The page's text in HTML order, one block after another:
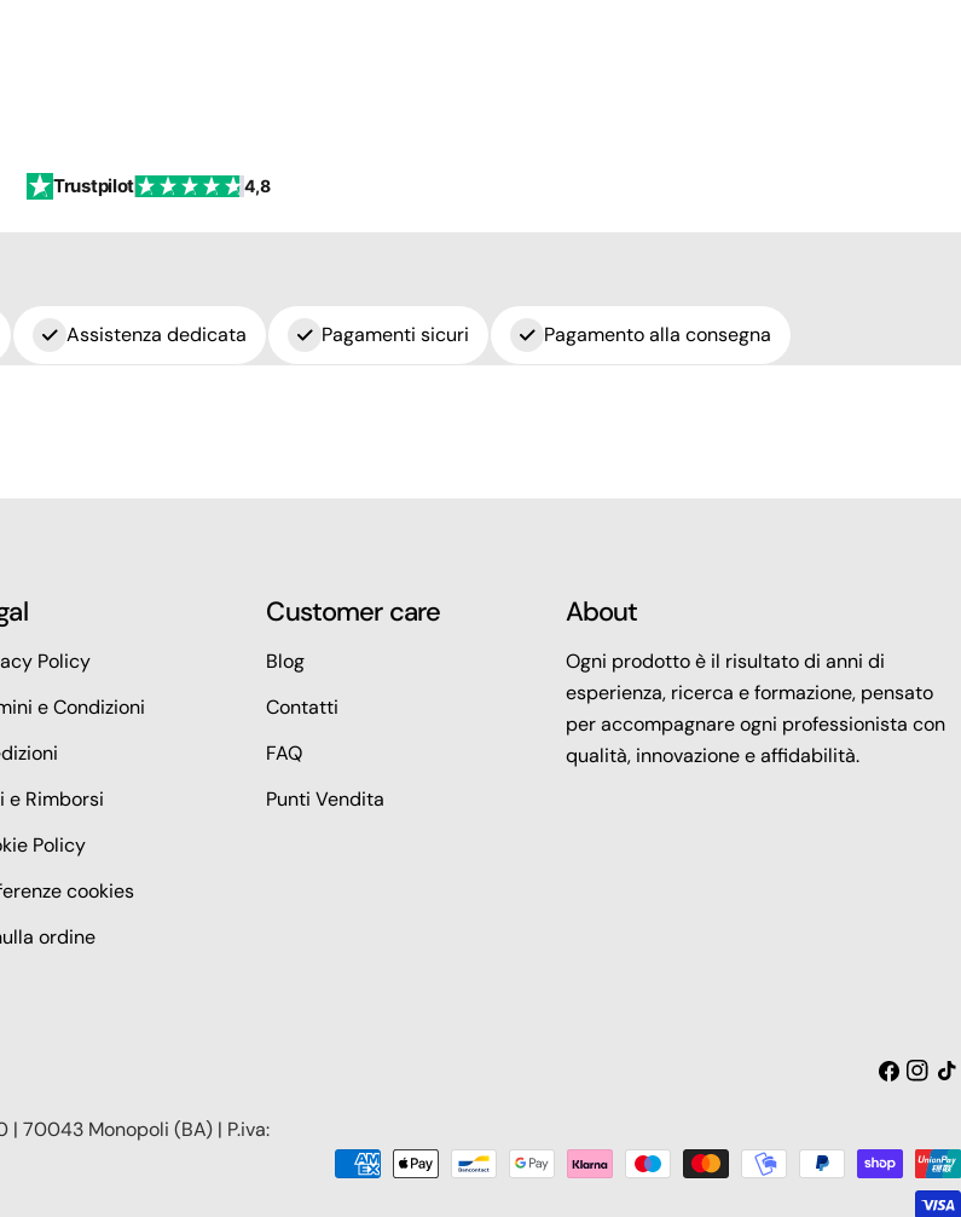
Trustpilot 4,8
Assistenza dedicata Pagamenti sicuri Pagamento alla consegna
Policy
e Condizioni
e Rimborsi
Policy
cookies
ordine
Customer care
Blog
Contatti
FAQ
Punti Vendita
About
Ogni prodotto è il risultato di anni di
esperienza, ricerca e formazione, pensato
per accompagnare ogni professionista con
qualità, innovazione e affidabilità.
Facebook
Tic
| 70043 Monopoli (BA) | P.iva:
Modalità